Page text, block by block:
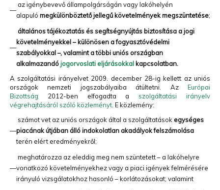
—
az igénybevevő állampolgárságán vagy lakóhelyén
alapuló megkülönböztető jellegű követelmények megszüntetése;
—
általános tájékoztatás és segítségnyújtás biztosítása a jogi
követelményekkel – különösen a fogyasztóvédelmi
szabályokkal –, valamint a többi uniós országban
alkalmazandójogorvoslati eljárásokkal kapcsolatban.
A szolgáltatási irányelvet 2009. december 28-ig kellett az uniós
országok nemzeti jogszabályaiba átültetni. Az Európai
Bizottság 2012-ben elfogadta aszolgáltatási irányelv
végrehajtásáról szóló közleményt . E közlemény:
—
számot vet az uniós országok által a szolgáltatások egységes
piacának útjában álló indokolatlan akadályok felszámolása
terén elért eredményekről;
—
meghatározza az eleddig meg nem szüntetett – a lakóhelyre
vonatkozó követelményekhez vagy a piaci igények felmérésére
irányuló vizsgálatokhoz hasonló – korlátozásokat; valamint